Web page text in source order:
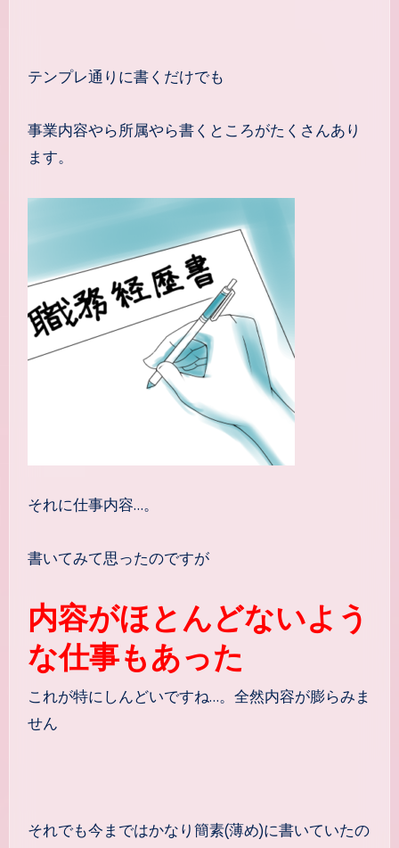
テンプレ通りに書くだけでも
事業内容やら所属やら書くところがたくさんあり
ます。
それに仕事内容…。
書いてみて思ったのですが
内容がほとんどないよう
な仕事もあった
これが特にしんどいですね…。全然内容が膨らみま
せん
それでも今まではかなり簡素(薄め)に書いていたの